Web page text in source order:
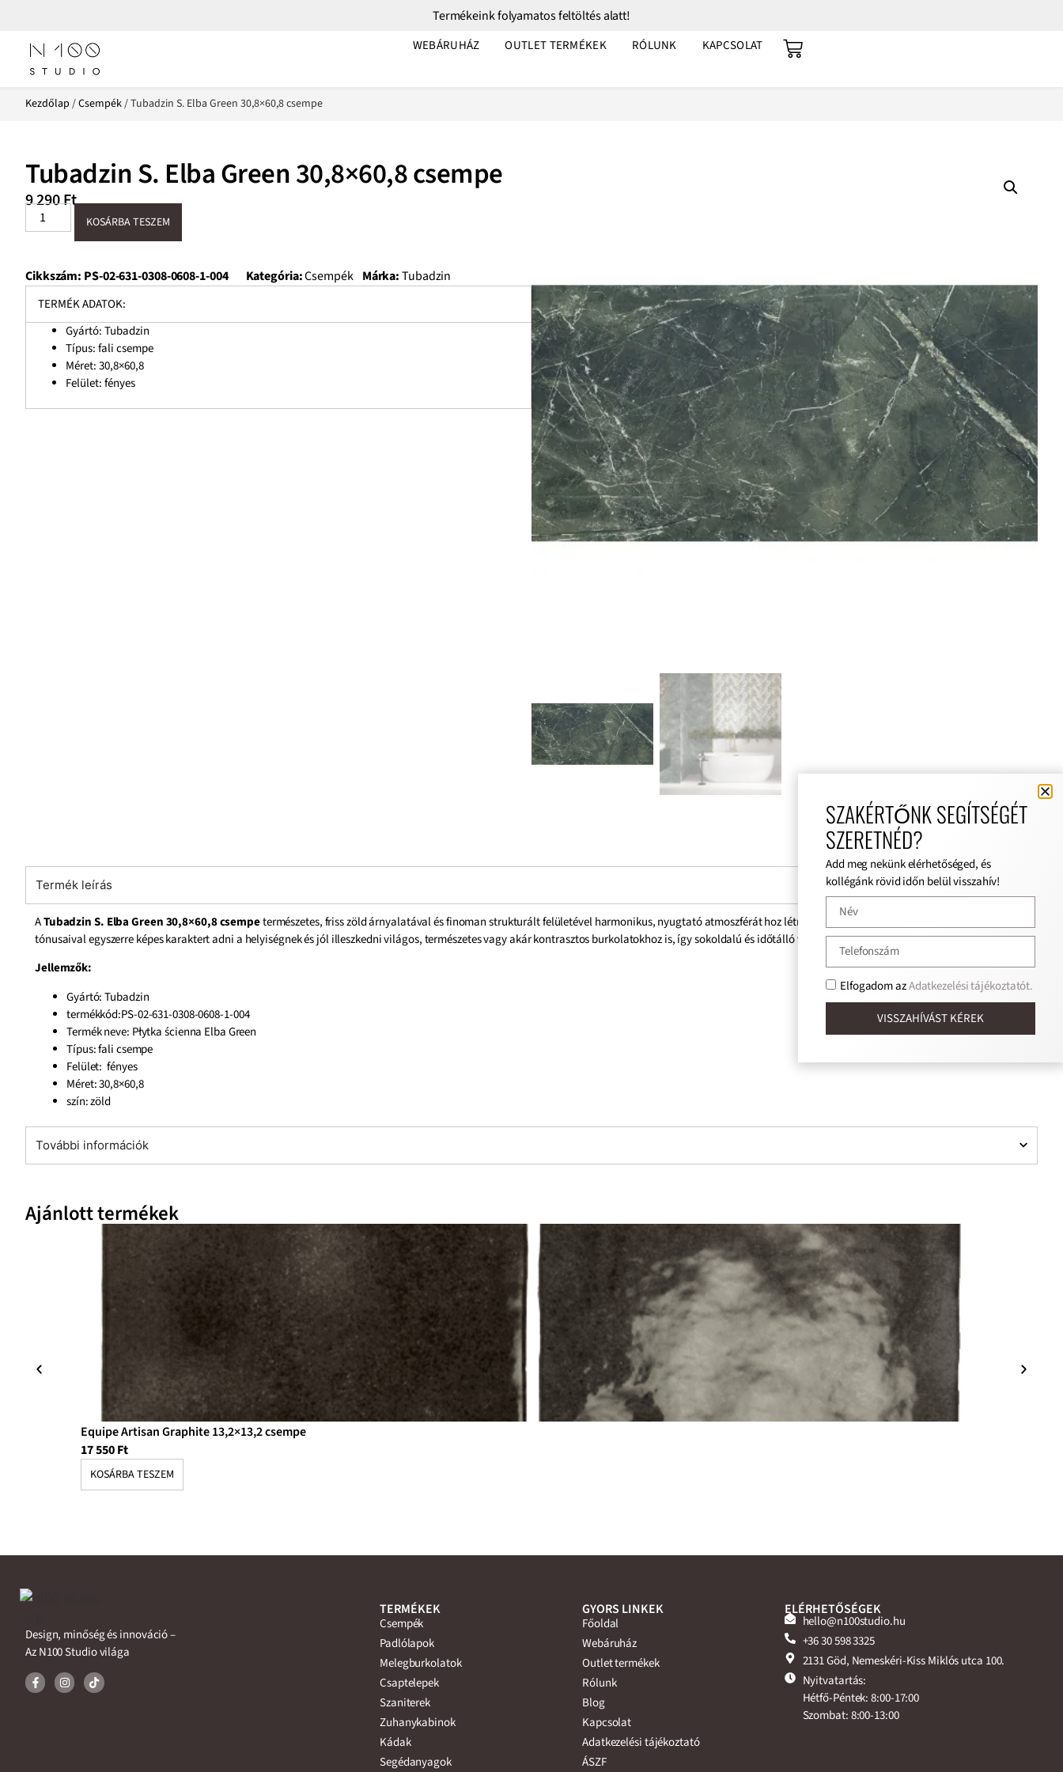
Termékeink folyamatos feltöltés alatt!
WEBÁRUHÁZ OUTLET TERMÉKEK RÓLUNK KAPCSOLAT
Kezdőlap /Csempék/ Tubadzin S. Elba Green 30,8×60,8 csempe
Tubadzin S. Elba Green 30,8×60,8 csempe
9 290Ft
KOSÁRBA TESZEM
Cikkszám: PS-02-631-0308-0608-1-004 Kategória:Csempék Márka:Tubadzin
TERMÉK ADATOK:
Gyártó: Tubadzin
Típus: fali csempe
Méret: 30,8×60,8
Felület: fényes
Termék leírás
ATubadzin S. Elba Green 30,8×60,8 csempetermészetes, friss zöld árnyalatával és finoman strukturált felületével harmonikus, nyugtató atmoszférát hoz létre a modern enteriőrökben, miközben elegáns
tónusaival egyszerre képes karaktert adni a helyiségnek és jól illeszkedni világos, természetes vagy akár kontrasztos burkolatokhoz is, így sokoldalú és időtálló választást kínál.
Jellemzők:
Gyártó: Tubadzin
termékkód:PS-02-631-0308-0608-1-004
Termék neve: Płytka ścienna Elba Green
Típus: fali csempe
Felület: fényes
Méret: 30,8×60,8
szín: zöld
További információk
Ajánlott termékek
Equipe Artisan Graphite 13,2×13,2 csempe
17 550Ft
KOSÁRBA TESZEM
Design, minőség és innováció –
Az N100 Studio világa
TERMÉKEK
Csempék
Padlólapok
Melegburkolatok
Csaptelepek
Szaniterek
Zuhanykabinok
Kádak
Segédanyagok
GYORS LINKEK
Főoldal
Webáruház
Outlet termékek
Rólunk
Blog
Kapcsolat
Adatkezelési tájékoztató
ÁSZF
ELÉRHETŐSÉGEK
hello@n100studio.hu
+36 30 598 3325
2131 Göd, Nemeskéri-Kiss Miklós utca 100.
Nyitvatartás:
Hétfő-Péntek: 8:00-17:00
Szombat: 8:00-13:00
SZAKÉRTŐNK SEGÍTSÉGÉT
SZERETNÉD?
Add meg nekünk elérhetőséged, és
kollégánk rövid időn belül visszahív!
Elfogadom azAdatkezelési tájékoztatót.
VISSZAHÍVÁST KÉREK